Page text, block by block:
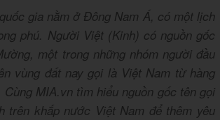
gia nằm ở Đông Nam Á, có một lịch
phú. Người Việt (Kinh) có nguồn gốc
một trong những nhóm người đầu
vùng đất nay gọi là Việt Nam từ hàng
MIA.vn tìm hiểu nguồn gốc tên gọi
trên khắp nước Việt Nam để thêm yêu